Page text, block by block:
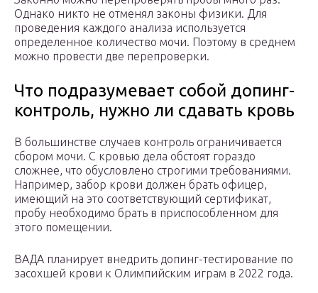
Однако никто не отменял законы физики. Для
проведения каждого анализа используется
определенное количество мочи. Поэтому в среднем
можно провести две перепроверки.
Что подразумевает собой допинг-
контроль, нужно ли сдавать кровь
В большинстве случаев контроль ограничивается
сбором мочи. С кровью дела обстоят гораздо
сложнее, что обусловлено строгими требованиями.
Например, забор крови должен брать офицер,
имеющий на это соответствующий сертификат,
пробу необходимо брать в приспособленном для
этого помещении.
ВАДА планирует внедрить допинг-тестирование по
засохшей крови к Олимпийским играм в 2022 года.